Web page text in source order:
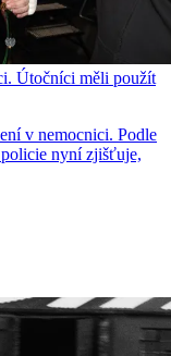
Útočníci měli použít
v nemocnici. Podle
nyní zjišťuje,